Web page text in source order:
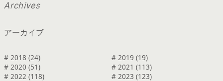
Archives
アーカイブ
# 2018 (24)
# 2019 (19)
# 2020 (51)
# 2021 (113)
# 2022 (118)
# 2023 (123)